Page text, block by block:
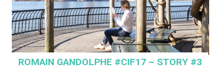
ROMAIN GANDOLPHE #CIF17 – STORY #3